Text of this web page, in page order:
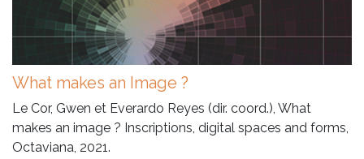
What makes an Image ?
Le Cor, Gwen et Everardo Reyes (dir. coord.), What
makes an image ? Inscriptions, digital spaces and forms,
Octaviana, 2021.